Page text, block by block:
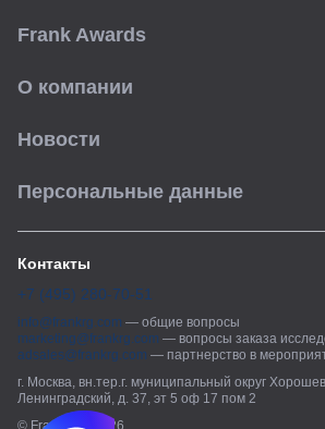
Frank Awards
О компании
Новости
Персональные данные
Контакты
+7 (495) 280-70-51
общие вопросы
—
info@frankrg.com
вопросы заказа
—
marketing@frankrg.com
партнерство в
—
adsales@frankrg.com
г. Москва, вн.тер.г. муниципальный округ
Ленинградский, д. 37, эт 5 оф 17 пом 2